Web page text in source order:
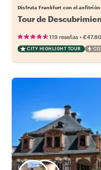
Disfruta Frankfurt con el anfitrión
Tour de
119 reseñas • €47.80
CITY HIGHLIGHT TOUR